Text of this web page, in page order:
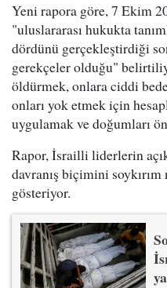
Yeni rapora göre, 7 Ekim
"uluslararası hukukta
dördünü gerçekleştirdiği
gerekçeler olduğu"
öldürmek, onlara ciddi
onları yok etmek için
uygulamak ve doğumları
Rapor, İsrailli liderlerin
davranış biçimini
gösteriyor.